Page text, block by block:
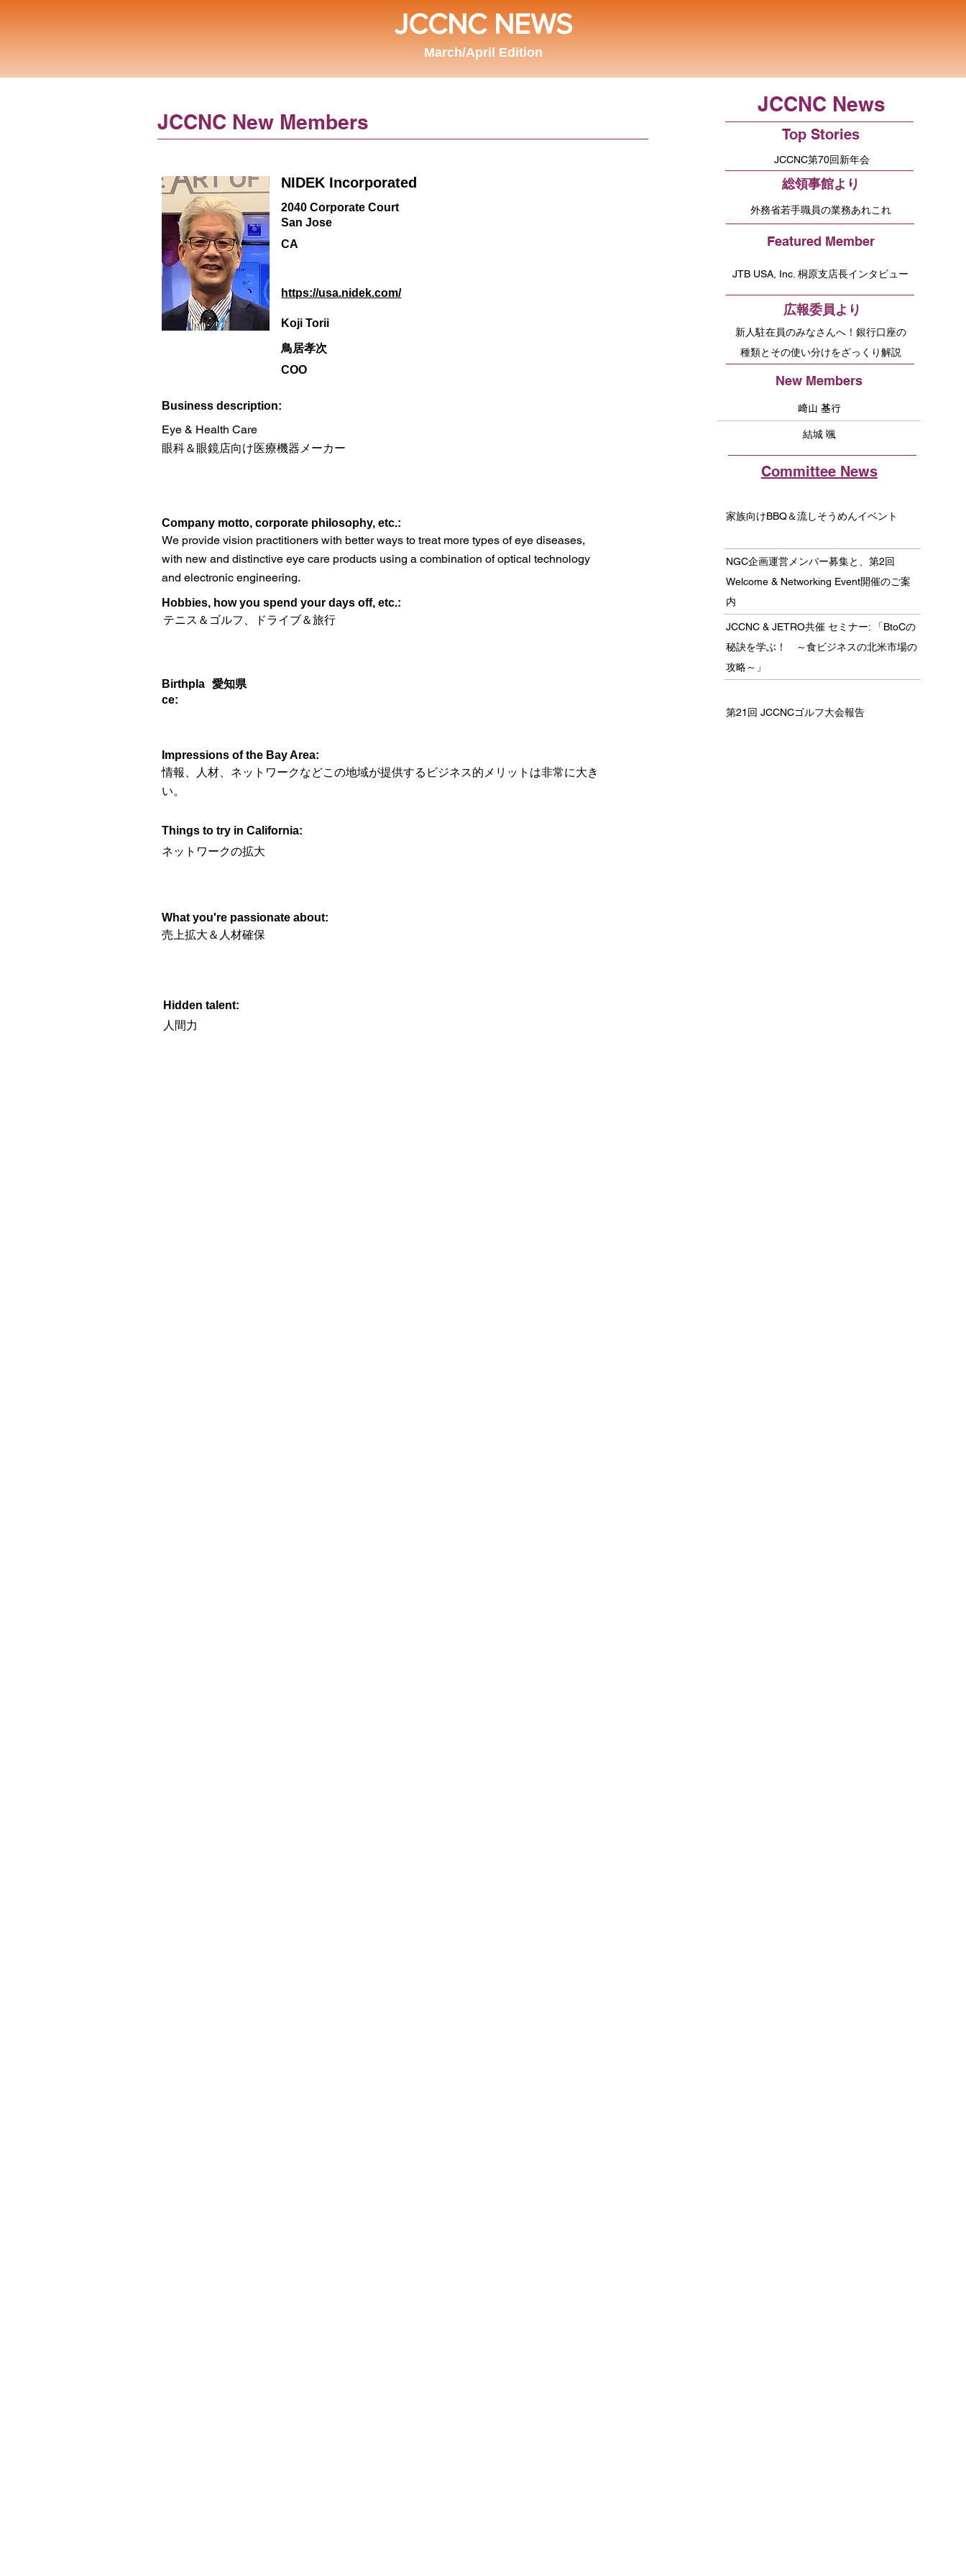
JCCNC NEWS
March/April Edition
JCCNC New Members
NIDEK Incorporated
2040 Corporate Court
https://usa.nidek.com/
Koji Torii
鳥居孝次
COO
​Business description:
Eye & Health Care
眼科＆眼鏡店向け医療機器メーカー
​Company motto, corporate philosophy, etc.:
We provide vision practitioners with better ways to treat more types of eye diseases,
with new and distinctive eye care products using a combination of optical technology
and electronic engineering.
Hobbies, how you spend your days off, etc.:
テニス＆ゴルフ、ドライブ＆旅行
Birthpla
ce:
愛知県
Impressions of the Bay Area:
情報、人材、ネットワークなどこの地域が提供するビジネス的メリットは非常に大き
い。
Things to try in California:
ネットワークの拡大
What you're passionate about:
売上拡大＆人材確保
Hidden talent:
人間力
San Jose
CA
JCCNC News
Top Stories
JCCNC第70回新年会
Featured Member
JTB USA, Inc. 桐原支店長インタビュー
広報委員より
新人駐在員のみなさんへ！銀行口座の
種類とその使い分けをざっくり解説
New Members
﨑山 基行
結城 颯
Committee News
家族向けBBQ＆流しそうめんイベント
NGC企画運営メンバー募集と、第2回
Welcome & Networking Event開催のご案
内
JCCNC & JETRO共催 セミナー: 「BtoCの
秘訣を学ぶ！ ～食ビジネスの北米市場の
攻略～」
第21回 JCCNCゴルフ大会報告
総領事館より
外務省若手職員の業務あれこれ